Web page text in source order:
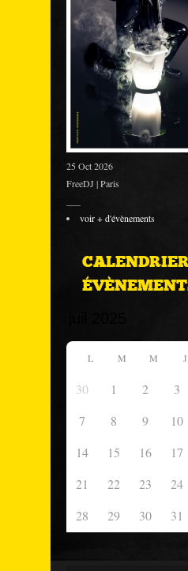
25 Oct 2026
FreeDJ | Paris
voir + d'évènements
L M M J
30 1 2 3
7
8 9 10
14
15 16 17
21
22 23 24
28
29 30 31